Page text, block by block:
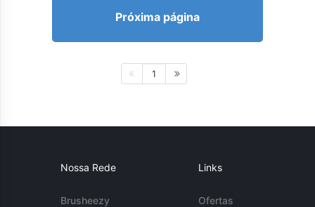
Próxima página
1
Nossa Rede
Brusheezy
Links
Ofertas